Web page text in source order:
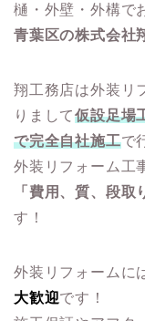
樋・外壁・外構で
青葉区の株式会社
翔工務店は外装リ
りまして仮設足場
で完全自社施工で
外装リフォーム工
「費用、質、段取
す！
外装リフォームに
大歓迎です！